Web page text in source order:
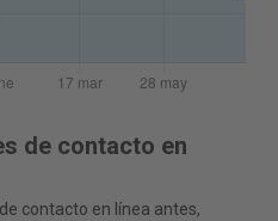
de contacto en
contacto en línea antes,